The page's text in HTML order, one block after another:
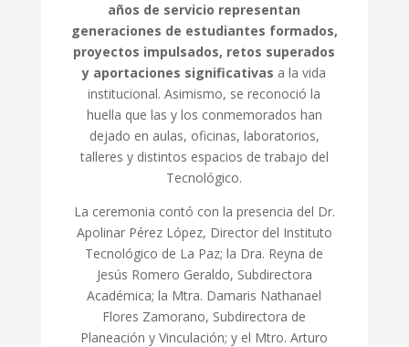
años de servicio representan
generaciones de estudiantes formados,
proyectos impulsados, retos superados
y aportaciones significativas a la vida
institucional. Asimismo, se reconoció la
huella que las y los conmemorados han
dejado en aulas, oficinas, laboratorios,
talleres y distintos espacios de trabajo del
Tecnológico.
La ceremonia contó con la presencia del Dr.
Apolinar Pérez López, Director del Instituto
Tecnológico de La Paz; la Dra. Reyna de
Jesús Romero Geraldo, Subdirectora
Académica; la Mtra. Damaris Nathanael
Flores Zamorano, Subdirectora de
Planeación y Vinculación; y el Mtro. Arturo